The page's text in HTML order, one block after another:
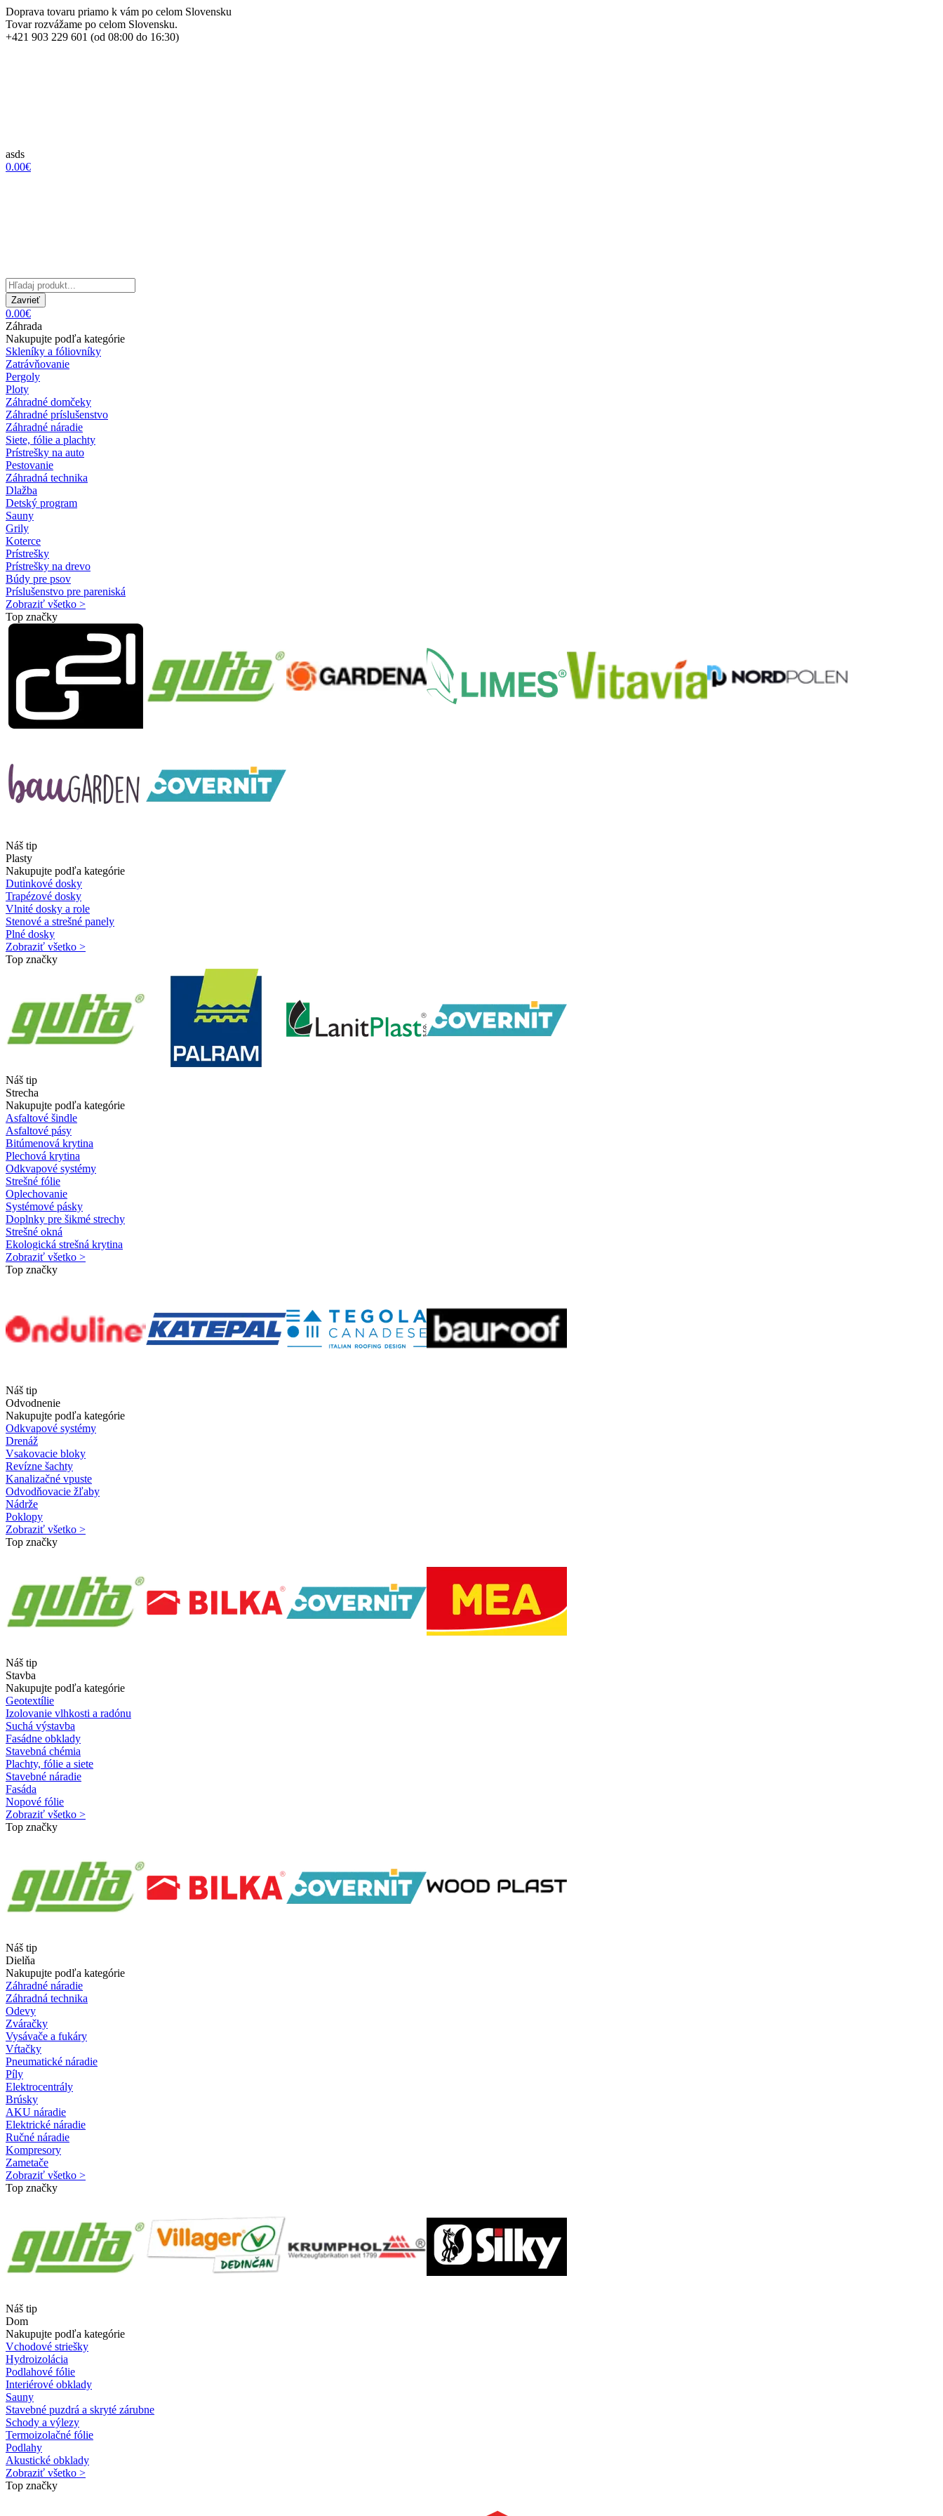
Doprava tovaru priamo k vám po celom Slovensku
Tovar rozvážame po celom Slovensku.
+421 903 229 601 (od 08:00 do 16:30)
asds
0.00€
Zavrieť
0.00€
Záhrada
Nakupujte podľa kategórie
Skleníky a fóliovníky
Zatrávňovanie
Pergoly
Ploty
Záhradné domčeky
Záhradné príslušenstvo
Záhradné náradie
Siete, fólie a plachty
Prístrešky na auto
Pestovanie
Záhradná technika
Dlažba
Detský program
Sauny
Grily
Koterce
Prístrešky
Prístrešky na drevo
Búdy pre psov
Príslušenstvo pre pareniská
Zobraziť všetko >
Top značky
Náš tip
Plasty
Nakupujte podľa kategórie
Dutinkové dosky
Trapézové dosky
Vlnité dosky a role
Stenové a strešné panely
Plné dosky
Zobraziť všetko >
Top značky
Náš tip
Strecha
Nakupujte podľa kategórie
Asfaltové šindle
Asfaltové pásy
Bitúmenová krytina
Plechová krytina
Odkvapové systémy
Strešné fólie
Oplechovanie
Systémové pásky
Doplnky pre šikmé strechy
Strešné okná
Ekologická strešná krytina
Zobraziť všetko >
Top značky
Náš tip
Odvodnenie
Nakupujte podľa kategórie
Odkvapové systémy
Drenáž
Vsakovacie bloky
Revízne šachty
Kanalizačné vpuste
Odvodňovacie žľaby
Nádrže
Poklopy
Zobraziť všetko >
Top značky
Náš tip
Stavba
Nakupujte podľa kategórie
Geotextílie
Izolovanie vlhkosti a radónu
Suchá výstavba
Fasádne obklady
Stavebná chémia
Plachty, fólie a siete
Stavebné náradie
Fasáda
Nopové fólie
Zobraziť všetko >
Top značky
Náš tip
Dielňa
Nakupujte podľa kategórie
Záhradné náradie
Záhradná technika
Odevy
Zváračky
Vysávače a fukáry
Vŕtačky
Pneumatické náradie
Píly
Elektrocentrály
Brúsky
AKU náradie
Elektrické náradie
Ručné náradie
Kompresory
Zametače
Zobraziť všetko >
Top značky
Náš tip
Dom
Nakupujte podľa kategórie
Vchodové striešky
Hydroizolácia
Podlahové fólie
Interiérové obklady
Sauny
Stavebné puzdrá a skryté zárubne
Schody a výlezy
Termoizolačné fólie
Podlahy
Akustické obklady
Zobraziť všetko >
Top značky